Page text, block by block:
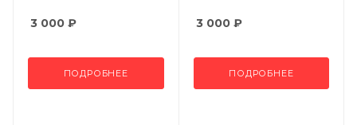
3 000 ₽
ПОДРОБНЕЕ
3 000₽
ПОДРОБНЕЕ